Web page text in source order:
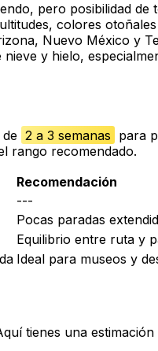
pero posibilidad de
colores
Nuevo México y
y hielo,
2 a 3 semanas para
rango recomendado.
Recomendación
---
Pocas paradas
Equilibrio entre ruta y
Ideal para museos y
tienes una